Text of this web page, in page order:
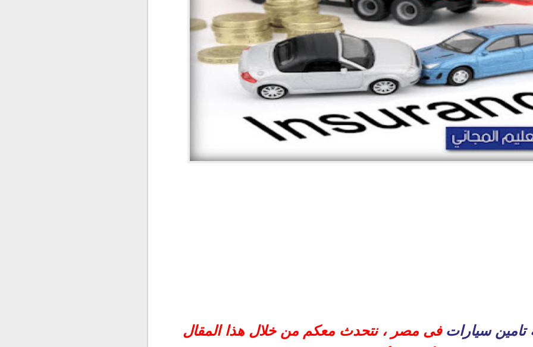
فى مصرسيارات فى مصر ، نتحدث معكم من خلال هذا المقال